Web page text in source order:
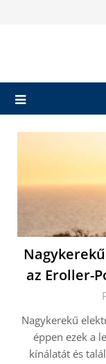
az Eroller-
Nagykerekű
éppen ezek a
kínálatát és